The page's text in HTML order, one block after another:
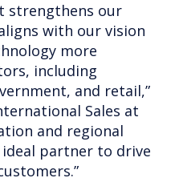
strengthens our
with our vision
more
including
and retail,”
Sales at
and regional
partner to drive